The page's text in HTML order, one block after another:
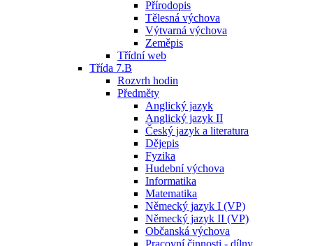
Přírodopis
Tělesná výchova
Výtvarná výchova
Zeměpis
Třídní web
Třída 7.B
Rozvrh hodin
Předměty
Anglický jazyk
Anglický jazyk II
Český jazyk a literatura
Dějepis
Fyzika
Hudební výchova
Informatika
Matematika
Německý jazyk I (VP)
Německý jazyk II (VP)
Občanská výchova
Pracovní činnosti - dílny